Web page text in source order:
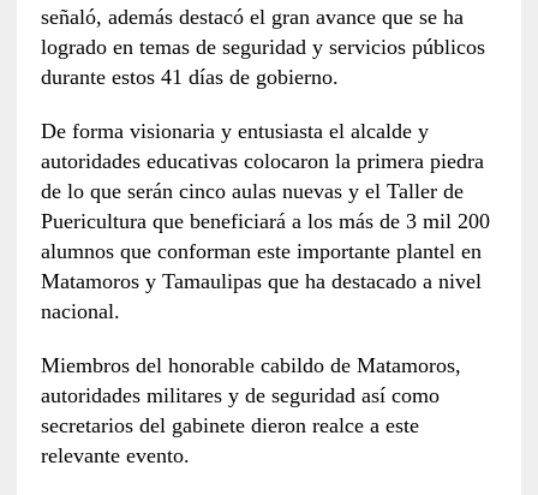
señaló, además destacó el gran avance que se ha
logrado en temas de seguridad y servicios públicos
durante estos 41 días de gobierno.
De forma visionaria y entusiasta el alcalde y
autoridades educativas colocaron la primera piedra
de lo que serán cinco aulas nuevas y el Taller de
Puericultura que beneficiará a los más de 3 mil 200
alumnos que conforman este importante plantel en
Matamoros y Tamaulipas que ha destacado a nivel
nacional.
Miembros del honorable cabildo de Matamoros,
autoridades militares y de seguridad así como
secretarios del gabinete dieron realce a este
relevante evento.